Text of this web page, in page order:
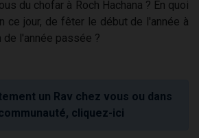
du chofar à Roch Hachana ? En quoi
ce jour, de fêter le début de l'année à
l'année passée ?
un Rav chez vous ou dans
cliquez-ici